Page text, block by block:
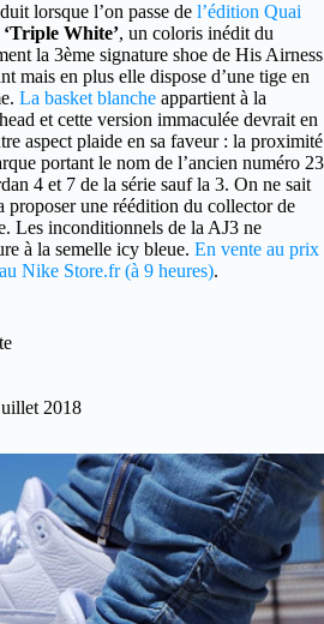
lorsque l’on passe de l’édition Quai
White’, un coloris inédit du
la 3ème signature shoe de His Airness
mais en plus elle dispose d’une tige en
La basket blanche appartient à la
et cette version immaculée devrait en
aspect plaide en sa faveur : la proximité
portant le nom de l’ancien numéro 23
4 et 7 de la série sauf la 3. On ne sait
proposer une réédition du collector de
Les inconditionnels de la AJ3 ne
à la semelle icy bleue. En vente au prix
Nike Store.fr (à 9 heures).
2018